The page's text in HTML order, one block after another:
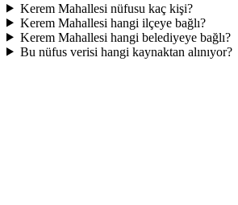
Kerem Mahallesi nüfusu kaç kişi?
Kerem Mahallesi hangi ilçeye bağlı?
Kerem Mahallesi hangi belediyeye bağlı?
Bu nüfus verisi hangi kaynaktan alınıyor?